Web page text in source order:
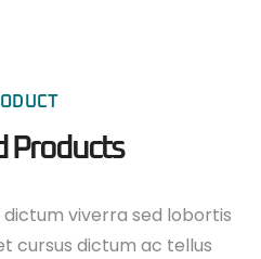
Products
viverra sed lobortis
cursus dictum ac tellus